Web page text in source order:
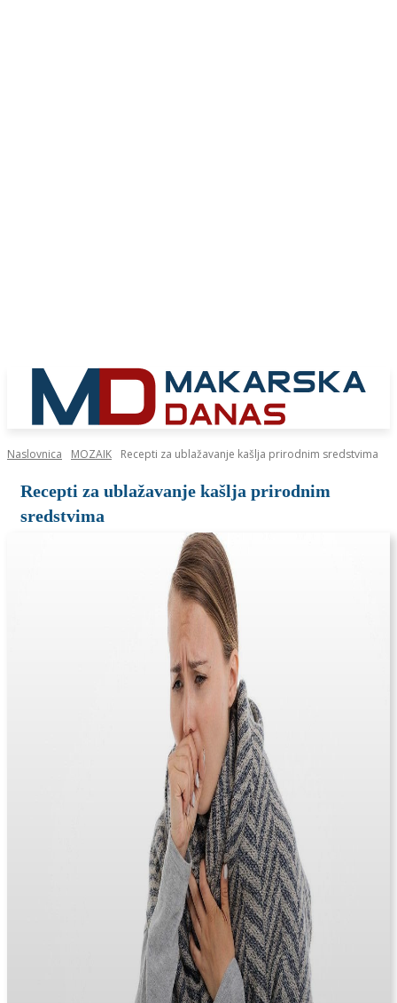
Naslovnica MOZAIK Recepti za ublažavanje kašlja prirodnim sredstvima
Recepti za ublažavanje kašlja prirodnim
sredstvima